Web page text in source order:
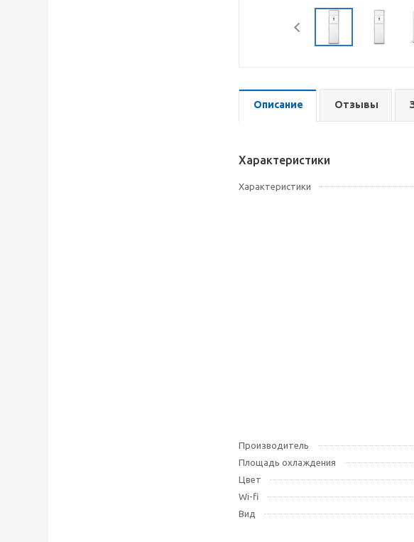
Описание Отзывы
Характеристики
Характеристики
Производитель
Площадь охлаждения
Цвет
Wi-fi
Вид